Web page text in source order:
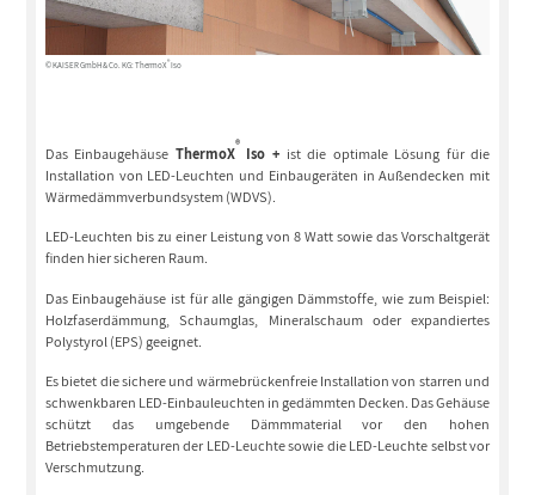
© KAISER GmbH & Co. KG: ThermoX® Iso
Das Einbaugehäuse ThermoX® Iso + ist die optimale Lösung für die
Installation von LED-Leuchten und Einbaugeräten in Außendecken mit
Wärmedämmverbundsystem (WDVS).
LED-Leuchten bis zu einer Leistung von 8 Watt sowie das Vorschaltgerät
finden hier sicheren Raum.
Das Einbaugehäuse ist für alle gängigen Dämmstoffe, wie zum Beispiel:
Holzfaserdämmung, Schaumglas, Mineralschaum oder expandiertes
Polystyrol (EPS) geeignet.
Es bietet die sichere und wärmebrückenfreie Installation von starren und
schwenkbaren LED-Einbauleuchten in gedämmten Decken. Das Gehäuse
schützt das umgebende Dämmmaterial vor den hohen
Betriebstemperaturen der LED-Leuchte sowie die LED-Leuchte selbst vor
Verschmutzung.